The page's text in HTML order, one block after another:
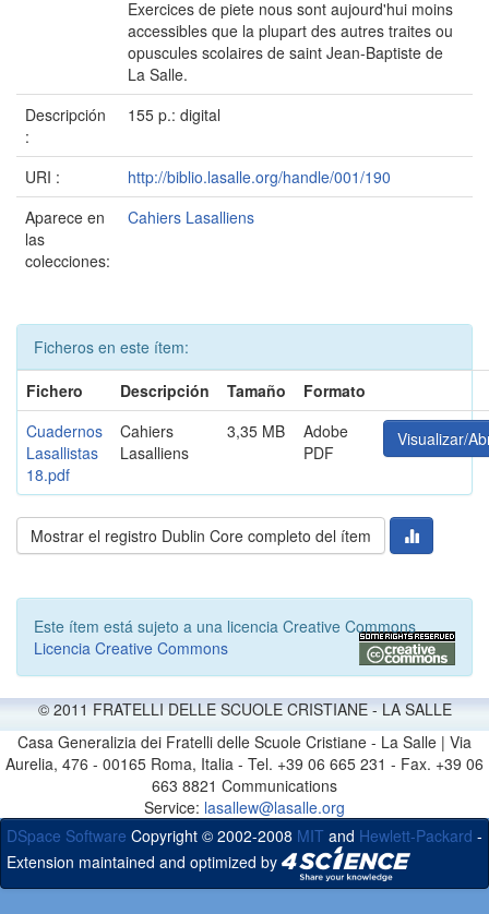
Exercices de piete nous sont aujourd'hui moins
accessibles que la plupart des autres traites ou
opuscules scolaires de saint Jean-Baptiste de
La Salle.
Descripción
:
155 p.: digital
URI :
http://biblio.lasalle.org/handle/001/190
Aparece en
las
colecciones:
Cahiers Lasalliens
Ficheros en este ítem:
Fichero
Descripción Tamaño
Formato
Cuadernos
Lasallistas
18.pdf
Cahiers
Lasalliens
3,35 MB
Adobe
PDF
Visualizar/
Mostrar el registro Dublin Core completo del ítem
Este ítem está sujeto a una licencia Creative Commons
Licencia Creative Commons
© 2011 FRATELLI DELLE SCUOLE CRISTIANE - LA SALLE
Casa Generalizia dei Fratelli delle Scuole Cristiane - La Salle | Via
Aurelia, 476 - 00165 Roma, Italia - Tel. +39 06 665 231 - Fax. +39 06
663 8821 Communications
Service: lasallew@lasalle.org
DSpace Software Copyright © 2002-2008 MIT and Hewlett-Packard -
Extension maintained and optimized by